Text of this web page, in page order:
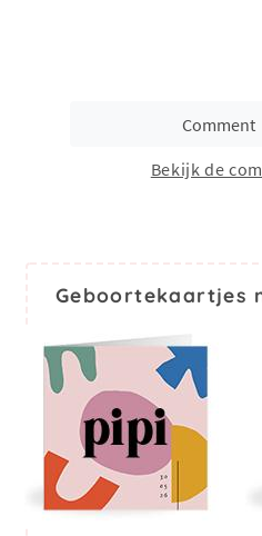
Comment
Bekijk de
Geboortekaartjes